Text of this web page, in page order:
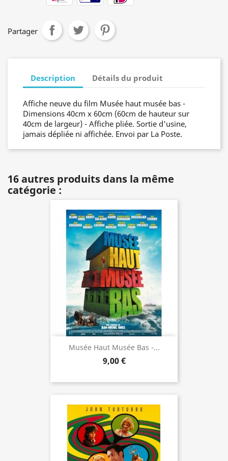
Partager
Description Détails du produit
Affiche neuve du film Musée haut musée bas -
Dimensions 40cm x 60cm (60cm de hauteur sur
40cm de largeur) - Affiche pliée. Sortie d'usine,
jamais dépliée ni affichée. Envoi par La Poste.
16 autres produits dans la même
catégorie :
Musée Haut Musée Bas -...
9,00 €